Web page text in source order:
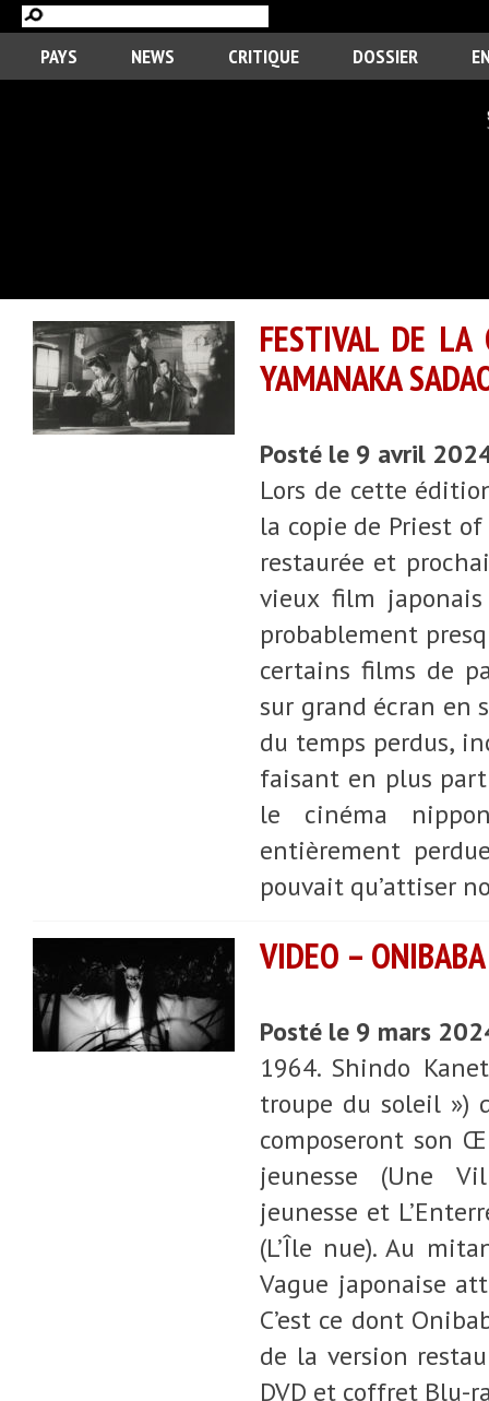
PAYS NEWS CRITIQUE DOSSIER
FESTIVAL DE LA
YAMANAKA
Posté le 9 avril
Lors de cette
la copie de Priest
restaurée et
vieux film
probablement
certains films de
sur grand écran en
du temps perdus,
faisant en plus
le cinéma
entièrement
pouvait qu’attiser
VIDEO –
Posté le 9 mars
1964. Shindo
troupe du soleil »)
composeront son
jeunesse (Une
jeunesse et
(L’Île nue). Au
Vague japonaise
C’est ce dont
de la version
DVD et coffret Blu-